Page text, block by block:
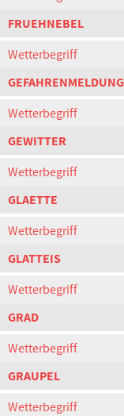
FRUEHNEBEL
Wetterbegriff
GEFAHRENMELDUNG
Wetterbegriff
GEWITTER
Wetterbegriff
GLAETTE
Wetterbegriff
GLATTEIS
Wetterbegriff
GRAD
Wetterbegriff
GRAUPEL
Wetterbegriff